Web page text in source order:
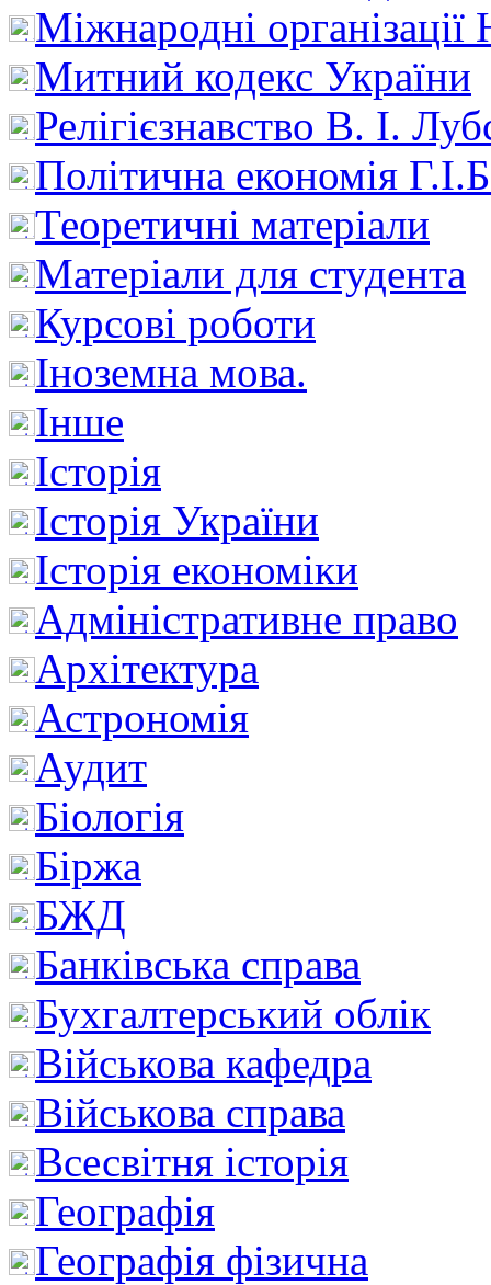
Міжнародні
Митний кодекс України
Релігієзнавство В. І.
Політична економія
Теоретичні матеріали
Матеріали для студента
Курсові роботи
Іноземна мова.
Інше
Історія
Історія України
Історія економіки
Адміністративне право
Архітектура
Астрономія
Аудит
Біологія
Біржа
БЖД
Банківська справа
Бухгалтерський облік
Військова кафедра
Військова справа
Всесвітня історія
Географія
Географія фізична